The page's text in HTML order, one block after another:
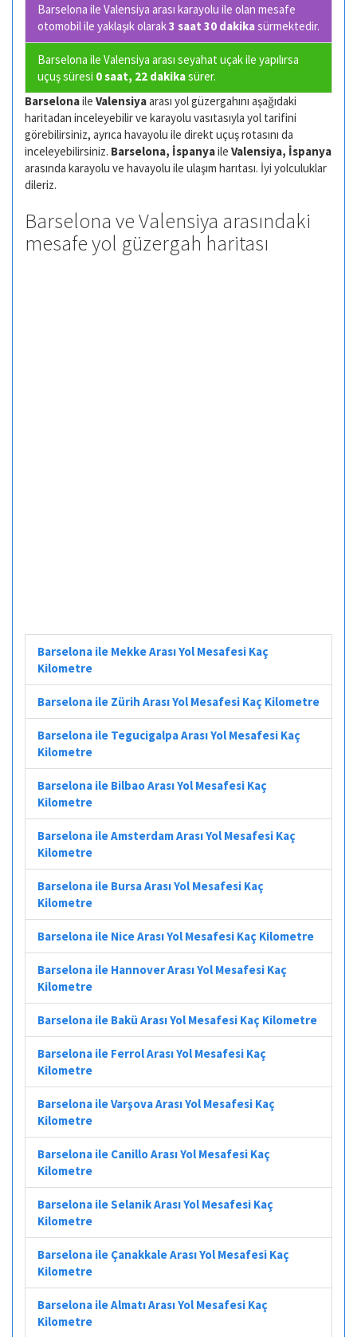
Barselona ile Valensiya arası karayolu ile olan mesafe
otomobil ile yaklaşık olarak3 saat 30 dakikasürmektedir.
Barselona ile Valensiya arası seyahat uçak ile yapılırsa
uçuş süresi 0 saat, 22 dakikasürer.
Barselonaile Valensiyaarası yol güzergahını aşağıdaki
haritadan inceleyebilir ve karayolu vasıtasıyla yol tarifini
görebilirsiniz, ayrıca havayolu ile direkt uçuş rotasını da
inceleyebilirsiniz. Barselona, İspanyaile Valensiya, İspanya
arasında karayolu ve havayolu ile ulaşım harıtası. İyi yolculuklar
dileriz.
Barselona ve Valensiya arasındaki
mesafe yol güzergah haritası
Barselona ile Mekke Arası Yol Mesafesi Kaç
Kilometre
Barselona ile Zürih Arası Yol Mesafesi Kaç Kilometre
Barselona ile Tegucigalpa Arası Yol Mesafesi Kaç
Kilometre
Barselona ile Bilbao Arası Yol Mesafesi Kaç
Kilometre
Barselona ile Amsterdam Arası Yol Mesafesi Kaç
Kilometre
Barselona ile Bursa Arası Yol Mesafesi Kaç
Kilometre
Barselona ile Nice Arası Yol Mesafesi Kaç Kilometre
Barselona ile Hannover Arası Yol Mesafesi Kaç
Kilometre
Barselona ile Bakü Arası Yol Mesafesi Kaç Kilometre
Barselona ile Ferrol Arası Yol Mesafesi Kaç
Kilometre
Barselona ile Varşova Arası Yol Mesafesi Kaç
Kilometre
Barselona ile Canillo Arası Yol Mesafesi Kaç
Kilometre
Barselona ile Selanik Arası Yol Mesafesi Kaç
Kilometre
Barselona ile Çanakkale Arası Yol Mesafesi Kaç
Kilometre
Barselona ile Almatı Arası Yol Mesafesi Kaç
Kilometre